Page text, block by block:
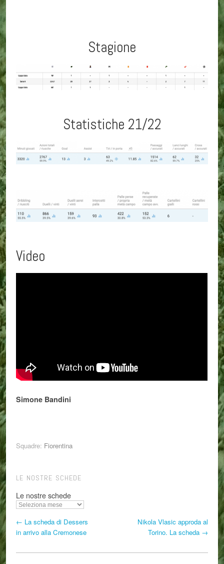
Stagione
Statistiche 21/22
Video
Simone Bandini
Squadre: Fiorentina
LE NOSTRE SCHEDE
Le nostre schede
← La scheda di Dessers
in arrivo alla Cremonese
Nikola Vlasic approda al
Torino. La scheda →